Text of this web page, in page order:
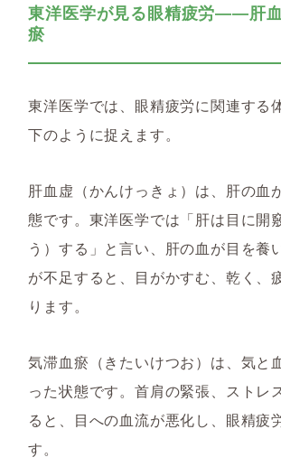
東洋医学が見る眼精疲労――肝
瘀
東洋医学では、眼精疲労に関連する
下のように捉えます。
肝血虚（かんけっきょ）は、肝の血
態です。東洋医学では「肝は目に開
う）する」と言い、肝の血が目を養
が不足すると、目がかすむ、乾く、
ります。
気滞血瘀（きたいけつお）は、気と
った状態です。首肩の緊張、ストレ
ると、目への血流が悪化し、眼精疲
す。